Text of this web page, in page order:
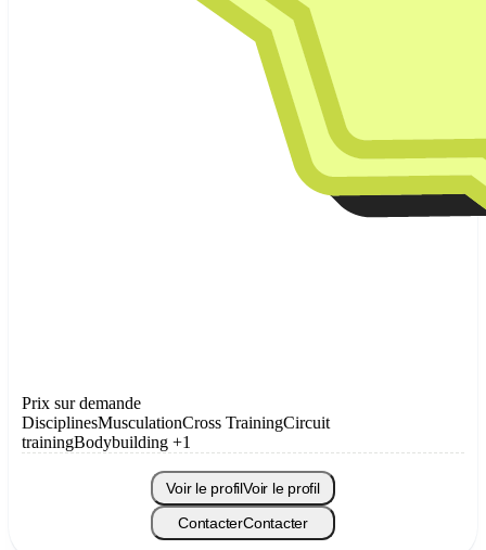
Prix sur demande
DisciplinesMusculationCross TrainingCircuit
trainingBodybuilding +1
Voir le profilVoir le profil
ContacterContacter